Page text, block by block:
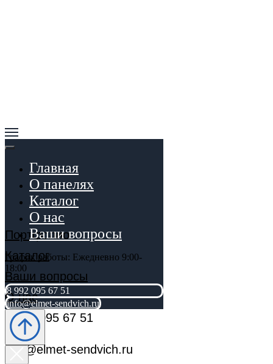
Портфолио
Каталог
Ваши вопросы
О нас
8 992 095 67 51
info@elmet-sendvich.ru
Главная
О панелях
Каталог
О нас
Ваши вопросы
График работы: Ежедневно 9:00-
18:00
8 992 095 67 51
info@elmet-sendvich.ru